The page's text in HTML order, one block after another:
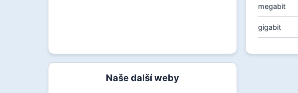
megabit
gigabit
Naše další weby